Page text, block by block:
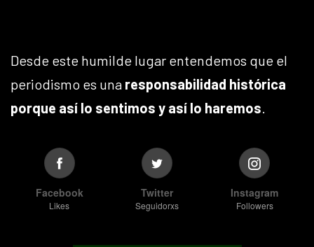
Desde este humilde lugar entendemos que el
periodismo es una responsabilidad histórica
porque así lo sentimos y así lo haremos.
Facebook
Likes
Twitter
Seguidorxs
Instagram
Followers